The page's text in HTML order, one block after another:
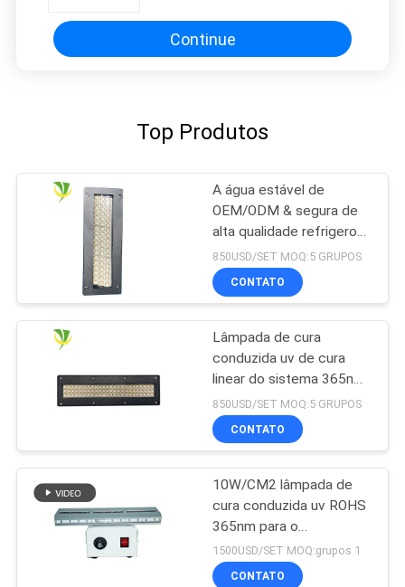
Continue
Top Produtos
A água estável de
OEM/ODM & segura de
alta qualidade refrigerou
o sistema de cura UV do
diodo emissor de luz
refrigerar de água para a
deslocada
850USD/SET MOQ:5 GRUPOS
CONTATO
Lâmpada de cura
conduzida uv de cura
linear do sistema 365nm
395nm 405nm de
Shenzhen 1200w
850USD/SET MOQ:5 GRUPOS
CONTATO
10W/CM2 lâmpada de
cura conduzida uv ROHS
365nm para o
revestimento da resina
1500USD/SET MOQ:grupos 1
CONTATO